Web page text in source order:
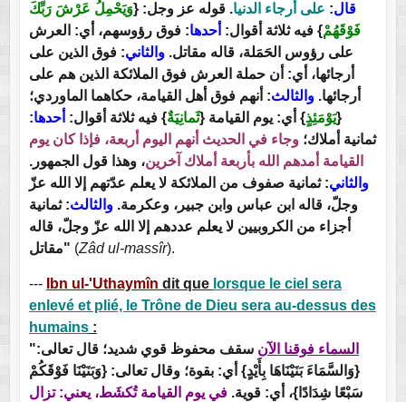
قال: على أرجاء الدنيا. قوله عز وجل: {وَيَحْمِلُ عَرْشَ رَبِّكَ
فَوْقَهُمْ} فيه ثلاثة أقوال: أحدها: فوق رؤوسهم، أي: العرش
على رؤوس الحَمَلة، قاله مقاتل.والثاني: فوق الذين على
أرجائها، أي: أن حملة العرش فوق الملائكة الذين هم على
أرجائها.والثالث: أنهم فوق أهل القيامة، حكاهما الماوردي؛
{يَوْمَئِذٍ} أي: يوم القيامة {ثَمانِيَةٌ} فيه ثلاثة أقوال: أحدها:
ثمانية أملاك؛وجاء في الحديث أنهم اليوم أربعة، فإذا كان يوم
القيامة أمدهم الله بأربعة أملاك آخرين، وهذا قول الجمهور.
والثاني: ثمانية صفوف من الملائكة لا يعلم عدّتهم إلا الله عزّ
وجلّ، قاله ابن عباس وابن جبير، وعكرمة.والثالث: ثمانية
أجزاء من الكروبيين لا يعلم عددهم إلا الله عزّ وجلّ، قاله
مقاتل" (Zâd ul-massîr).
--- Ibn ul-'Uthaymîn dit que lorsque le ciel sera
enlevé et plié, le Trône de Dieu sera au-dessus des
humains:
"
السماء فوقنا الآن سقف محفوظ قوي شديد؛ قال تعالى:
{وَالسَّمَاءَ بَنَيْنَاهَا بِأَيْدٍ} أي: بقوة؛ وقال تعالى: {وَبَنَيْنَا فَوْقَكُمْ
سَبْعًا شِدَادًا}، أي: قوية.في يوم القيامة تُكشَط، يعني: تزال